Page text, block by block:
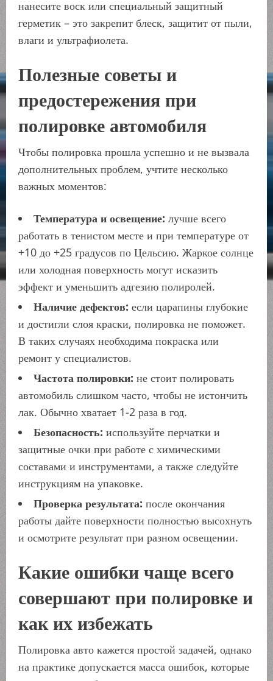
нанесите воск или специальный защитный
герметик – это закрепит блеск, защитит от пыли,
влаги и ультрафиолета.
Полезные советы и
предостережения при
полировке автомобиля
Чтобы полировка прошла успешно и не вызвала
дополнительных проблем, учтите несколько
важных моментов:
Температура и освещение: лучше всего
работать в тенистом месте и при температуре от
+10 до +25 градусов по Цельсию. Жаркое солнце
или холодная поверхность могут исказить
эффект и уменьшить адгезию полиролей.
Наличие дефектов: если царапины глубокие
и достигли слоя краски, полировка не поможет.
В таких случаях необходима покраска или
ремонт у специалистов.
Частота полировки: не стоит полировать
автомобиль слишком часто, чтобы не истончить
лак. Обычно хватает 1-2 раза в год.
Безопасность: используйте перчатки и
защитные очки при работе с химическими
составами и инструментами, а также следуйте
инструкциям на упаковке.
Проверка результата: после окончания
работы дайте поверхности полностью высохнуть
и осмотрите результат при разном освещении.
Какие ошибки чаще всего
совершают при полировке и
как их избежать
Полировка авто кажется простой задачей, однако
на практике допускается масса ошибок, которые